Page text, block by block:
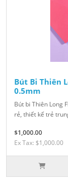
Bút Bi Thiên
0.5mm
Bút bi Thiên Long
rẻ, thiết kế trẻ
$1,000.00
Ex Tax: $1,000.00